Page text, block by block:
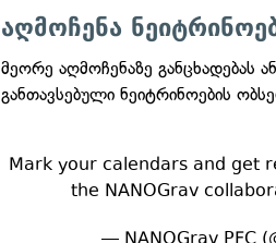
აღმოჩენა
მეორე აღმოჩენაზე განცხადებას
განთავსებული ნეიტრინოების
Mark your calendars and get
the NANOGrav
— NANOGrav PFC